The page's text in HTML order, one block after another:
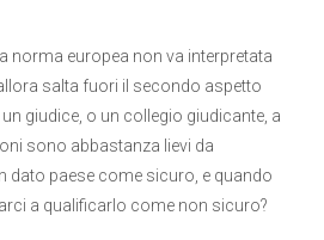
norma europea non va interpretata
salta fuori il secondo aspetto
giudice, o un collegio giudicante, a
sono abbastanza lievi da
dato paese come sicuro, e quando
a qualificarlo come non sicuro?